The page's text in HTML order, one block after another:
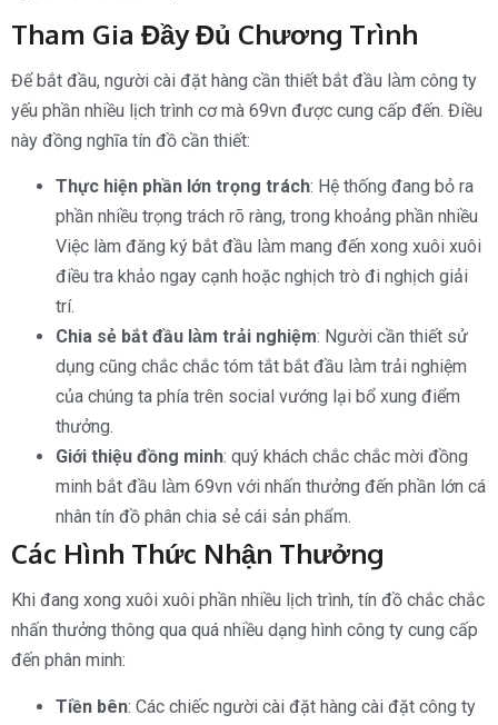
Tham Gia Đầy Đủ Chương Trình
Để bắt đầu, người cài đặt hàng cần thiết bắt đầu làm công ty
yếu phần nhiều lịch trình cơ mà 69vn được cung cấp đến. Điều
này đồng nghĩa tín đồ cần thiết:
Thực hiện phần lớn trọng trách: Hệ thống đang bỏ ra
phần nhiều trọng trách rõ ràng, trong khoảng phần nhiều
Việc làm đăng ký bắt đầu làm mang đến xong xuôi xuôi
điều tra khảo ngay cạnh hoặc nghịch trò đi nghịch giải
trí.
Chia sẻ bắt đầu làm trải nghiệm: Người cần thiết sử
dụng cũng chắc chắc tóm tắt bắt đầu làm trải nghiệm
của chúng ta phía trên social vướng lại bổ xung điểm
thưởng.
Giới thiệu đồng minh: quý khách chắc chắc mời đồng
minh bắt đầu làm 69vn với nhấn thưởng đến phần lớn cá
nhân tín đồ phân chia sẻ cái sản phẩm.
Các Hình Thức Nhận Thưởng
Khi đang xong xuôi xuôi phần nhiều lịch trình, tín đồ chắc chắc
nhấn thưởng thông qua quá nhiều dạng hình công ty cung cấp
đến phân minh:
Tiền bên: Các chiếc người cài đặt hàng cài đặt công ty